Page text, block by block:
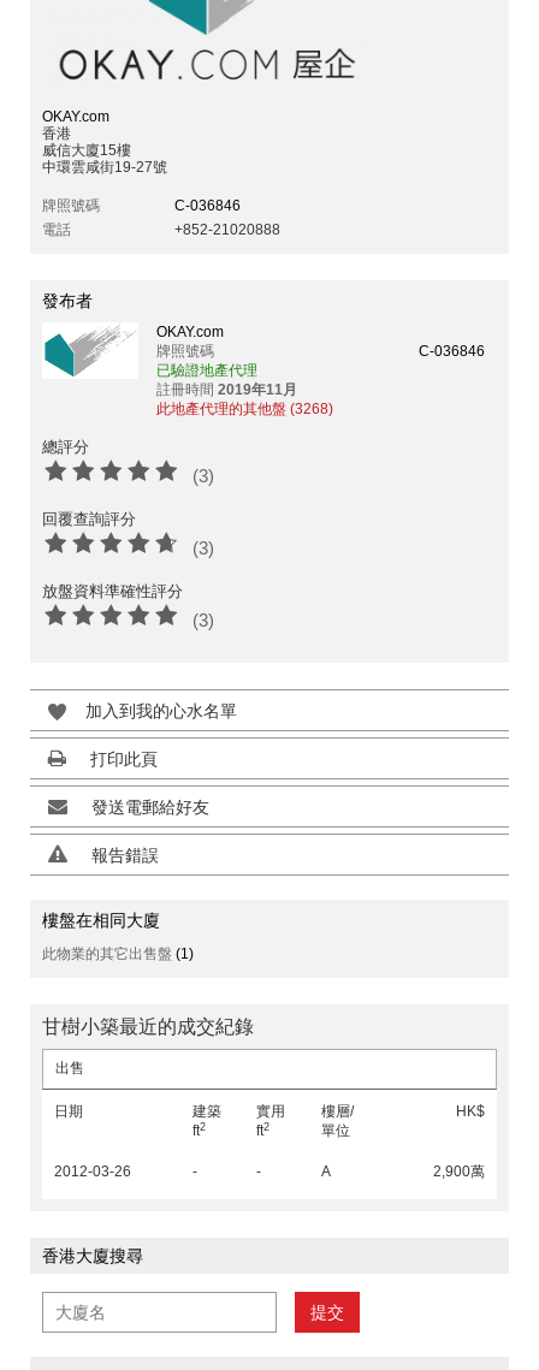
OKAY.com
香港
威信大廈15樓
中環雲咸街19-27號
牌照號碼
C-036846
電話
+852-21020888
發布者
OKAY.com
牌照號碼
C-036846
已驗證地產代理
註冊時間 2019年11月
此地產代理的其他盤 (3268)
總評分
(3)
回覆查詢評分
(3)
放盤資料準確性評分
(3)
加入到我的心水名單
打印此頁
發送電郵給好友
報告錯誤
樓盤在相同大廈
此物業的其它出售盤 (1)
甘樹小築最近的成交紀錄
出售
日期
建築
ft2
實用
ft2
樓層/
單位
HK$
2012-03-26 - - A 2,900萬
香港大廈搜尋
提交